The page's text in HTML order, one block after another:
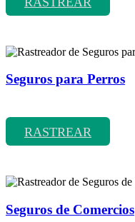
Seguros para Perros
RASTREAR
Seguros de Comercios